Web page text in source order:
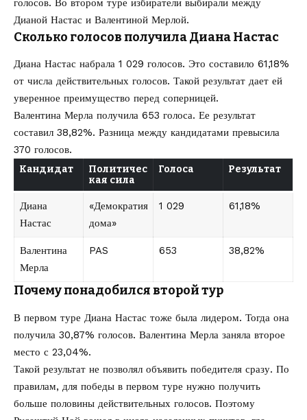
голосов. Во втором туре избиратели выбирали между
Дианой Настас и Валентиной Мерлой.
Сколько голосов получила Диана Настас
Диана Настас набрала 1 029 голосов. Это составило 61,18%
от числа действительных голосов. Такой результат дает ей
уверенное преимущество перед соперницей.
Валентина Мерла получила 653 голоса. Ее результат
составил 38,82%. Разница между кандидатами превысила
370 голосов.
Кандидат
Политичес
кая сила
Голоса Результат
Диана
Настас
«Демократия
дома»
1 029 61,18%
Валентина
Мерла
PAS 653 38,82%
Почему понадобился второй тур
В первом туре Диана Настас тоже была лидером. Тогда она
получила 30,87% голосов. Валентина Мерла заняла второе
место с 23,04%.
Такой результат не позволял объявить победителя сразу. По
правилам, для победы в первом туре нужно получить
больше половины действительных голосов. Поэтому